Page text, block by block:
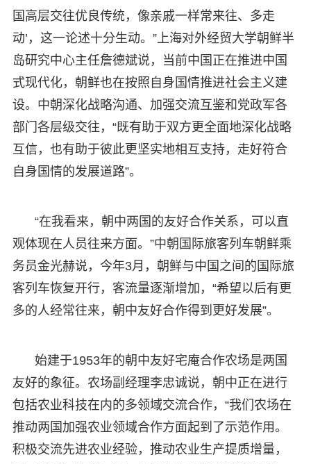
国高层交往优良传统，像亲戚一样常来往、多走
动’，这一论述十分生动。”上海对外经贸大学朝鲜半
岛研究中心主任詹德斌说，当前中国正在推进中国
式现代化，朝鲜也在按照自身国情推进社会主义建
设。中朝深化战略沟通、加强交流互鉴和党政军各
部门各层级交往，“既有助于双方更全面地深化战略
互信，也有助于彼此更坚实地相互支持，走好符合
自身国情的发展道路”。
“在我看来，朝中两国的友好合作关系，可以直
观体现在人员往来方面。”中朝国际旅客列车朝鲜乘
务员金光赫说，今年3月，朝鲜与中国之间的国际旅
客列车恢复开行，客流量逐渐增加，“希望以后有更
多的人经常往来，朝中友好合作得到更好发展”。
始建于1953年的朝中友好宅庵合作农场是两国
友好的象征。农场副经理李忠诚说，朝中正在进行
包括农业科技在内的多领域交流合作，“我们农场在
推动两国加强农业领域合作方面起到了示范作用。
积极交流先进农业经验，推动农业生产提质增量，